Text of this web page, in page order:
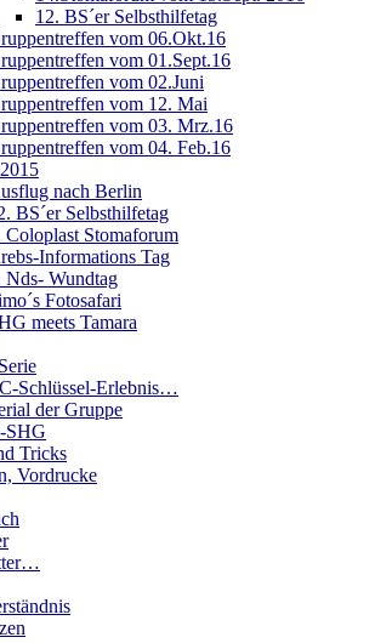
12. BS´er Selbsthilfetag
vom 06.Okt.16
vom 01.Sept.16
vom 02.Juni
vom 12. Mai
vom 03. Mrz.16
vom 04. Feb.16
nach Berlin
BS´er Selbsthilfetag
Coloplast Stomaforum
Informations Tag
Nds- Wundtag
Fotosafari
meets Tamara
Schlüssel-Erlebnis…
der Gruppe
SHG
Tricks
Vordrucke